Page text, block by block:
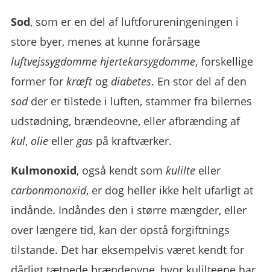
Sod, som er en del af luftforureningeningen i
store byer, menes at kunne forårsage
luftvejssygdomme hjertekarsygdomme, forskellige
former forkræftogdiabetes. En stor del af den
sodder er tilstede i luften, stammer fra bilernes
udstødning, brændeovne, eller afbrænding af
kul, olie eller gas på kraftværker.
Kulmonoxid, også kendt somkulilte eller
carbonmonoxid, er dog heller ikke helt ufarligt at
indånde. Indåndes den i større mængder, eller
over længere tid, kan der opstå forgiftnings
tilstande. Det har eksempelvis været kendt for